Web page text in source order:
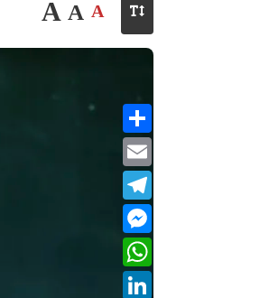
A
A
A
Share
Email
Telegram
Messenger
WhatsApp
LinkedIn